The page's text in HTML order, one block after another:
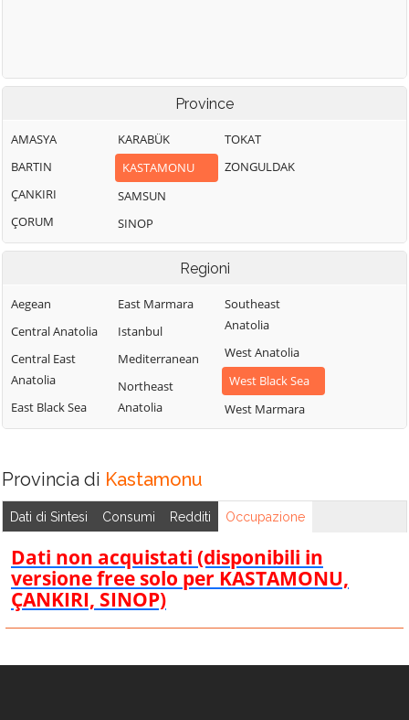
Province
AMASYA
BARTIN
ÇANKIRI
ÇORUM
KARABÜK
KASTAMONU
SAMSUN
SINOP
TOKAT
ZONGULDAK
Regioni
Aegean
Central Anatolia
Central East
Anatolia
East Black Sea
East Marmara
Istanbul
Mediterranean
Northeast
Anatolia
Southeast
Anatolia
West Anatolia
West Black Sea
West Marmara
Provincia di Kastamonu
Dati di Sintesi Consumi Redditi Occupazione
Dati non acquistati (disponibili in
versione free solo per KASTAMONU,
ÇANKIRI, SINOP)